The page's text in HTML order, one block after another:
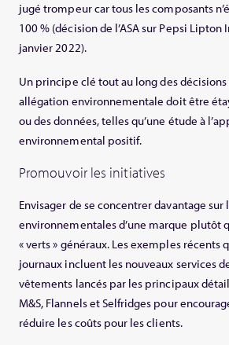
jugé trompeur car tous les composants
100 % (décision de l’ASA sur Pepsi
janvier 2022).
Un principe clé tout au long des
allégation environnementale doit être
ou des données, telles qu’une étude à
environnemental positif.
Promouvoir les initiatives
Envisager de se concentrer davantage
environnementales d’une marque plutôt
« verts » généraux. Les exemples récents
journaux incluent les nouveaux services
vêtements lancés par les principaux
M&S, Flannels et Selfridges pour
réduire les coûts pour les clients.